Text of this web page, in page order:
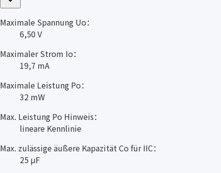
Maximale Spannung Uo：
6,50 V
Maximaler Strom Io：
19,7 mA
Maximale Leistung Po：
32 mW
Max. Leistung Po Hinweis：
lineare Kennlinie
Max. zulässige äußere Kapazität Co für IIC：
25 μF